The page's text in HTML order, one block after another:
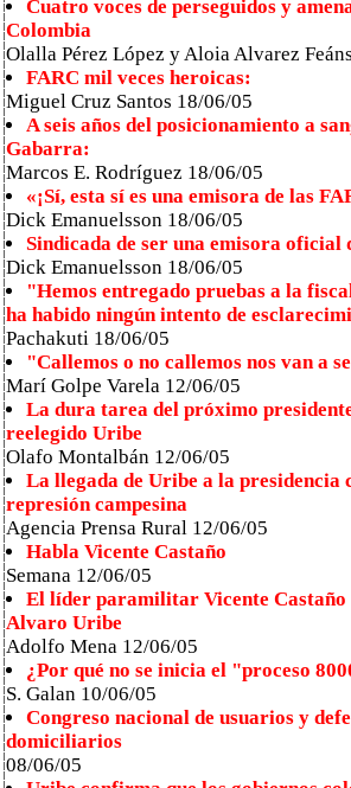
Cuatro voces de perseguidos y
Colombia
Olalla Pérez López y Aloia Alvarez
FARC mil veces heroicas:
Miguel Cruz Santos 18/06/05
A seis años del posicionamiento a
Gabarra:
Marcos E. Rodríguez 18/06/05
«¡Sí, esta sí es una emisora de las
Dick Emanuelsson 18/06/05
Sindicada de ser una emisora oficial
Dick Emanuelsson 18/06/05
"Hemos entregado pruebas a la
ha habido ningún intento de
Pachakuti 18/06/05
"Callemos o no callemos nos van a
Marí Golpe Varela 12/06/05
La dura tarea del próximo
reelegido Uribe
Olafo Montalbán 12/06/05
La llegada de Uribe a la
represión campesina
Agencia Prensa Rural 12/06/05
Habla Vicente Castaño
Semana 12/06/05
El líder paramilitar Vicente Castaño
Alvaro Uribe
Adolfo Mena 12/06/05
¿Por qué no se inicia el "proceso
S. Galan 10/06/05
Congreso nacional de usuarios y
domiciliarios
08/06/05